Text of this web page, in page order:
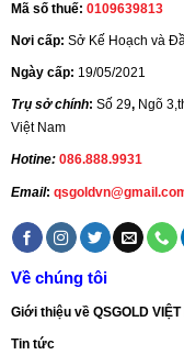
Mã số thuế: 0109639813
Nơi cấp: Sở Kế Hoạch và
Ngày cấp: 19/05/2021
Trụ sở chính: Số 29, Ngõ
Việt Nam
Hotine: 086.888.9931
Email:
Về chúng tôi
Giới thiệu về QSGOLD VIỆT
Tin tức